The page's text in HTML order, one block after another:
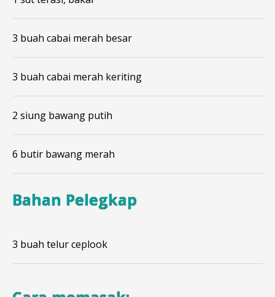
3 buah cabai merah besar
3 buah cabai merah keriting
2 siung bawang putih
6 butir bawang merah
Bahan Pelegkap
3 buah telur ceplook